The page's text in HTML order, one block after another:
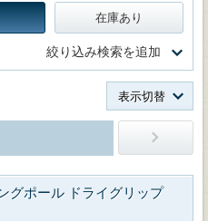
在庫あり
絞り込み検索を追加
表示切替
グポール ドライグリップ